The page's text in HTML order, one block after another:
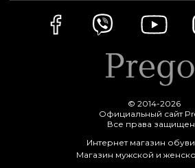
© 2014-2026
Официальный сайт
Все права
Интернет магазин
Магазин мужской и